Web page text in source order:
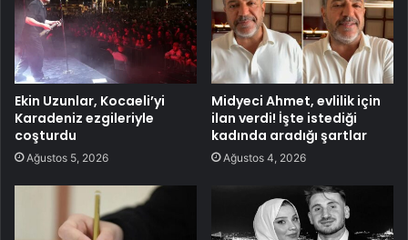
Ekin Uzunlar, Kocaeli’yi
Karadeniz ezgileriyle
coşturdu
Ağustos 5, 2026
Midyeci Ahmet, evlilik için
ilan verdi! İşte istediği
kadında aradığı şartlar
Ağustos 4, 2026